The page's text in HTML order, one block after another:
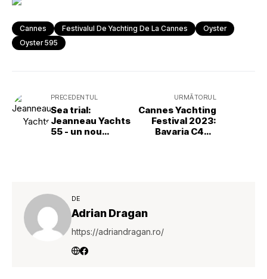
Cannes Festivalul De Yachting De La Cannes
Oyster
Oyster 595
PRECEDENTUL
Sea trial:
Jeanneau Yachts
55 - un nou
URMĂTORUL
Cannes Yachting
Festival 2023:
Bavaria C46 –
DE
Adrian Dragan
https://adriandragan.ro/